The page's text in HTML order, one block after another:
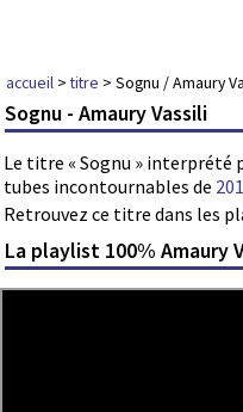
accueil >titre > Sognu / Amaury
Sognu - Amaury Vassili
Le titre « Sognu » interprété
tubes incontournables de
Retrouvez ce titre dans les
La playlist 100% Amaury